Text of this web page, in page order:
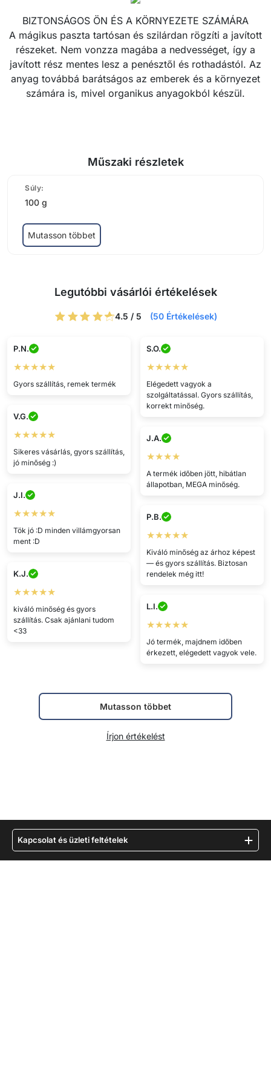
BIZTONSÁGOS ÖN ÉS A KÖRNYEZETE SZÁMÁRA
A mágikus paszta tartósan és szilárdan rögzíti a javított
részeket. Nem vonzza magába a nedvességet, így a
javított rész mentes lesz a penésztől és rothadástól. Az
anyag továbbá barátságos az emberek és a környezet
számára is, mivel organikus anyagokból készül.
Műszaki részletek
Súly:
100 g
Mutasson többet
Legutóbbi vásárlói értékelések
4.5 / 5 (50 Értékelések)
P.N.
★★★★★
Gyors szállítás, remek termék
S.O.
★★★★★
Elégedett vagyok a
szolgáltatással. Gyors szállítás,
korrekt minőség.
V.G.
★★★★★
Sikeres vásárlás, gyors szállítás,
jó minőség :)
J.A.
★★★★
A termék időben jött, hibátlan
állapotban, MEGA minőség.
J.I.
★★★★★
Tök jó :D minden villámgyorsan
ment :D
P.B.
★★★★★
Kiváló minőség az árhoz képest
— és gyors szállítás. Biztosan
rendelek még itt!
K.J.
★★★★★
kiváló minőség és gyors
szállítás. Csak ajánlani tudom
<33
L.I.
★★★★★
Jó termék, majdnem időben
érkezett, elégedett vagyok vele.
Mutasson többet
Írjon értékelést
Kapcsolat és üzleti feltételek